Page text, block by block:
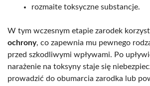
rozmaite toksyczne substancje.
W tym wczesnym etapie zarodek
ochrony, co zapewnia mu pewnego
przed szkodliwymi wpływami. Po
narażenie na toksyny staje się
prowadzić do obumarcia zarodka lub